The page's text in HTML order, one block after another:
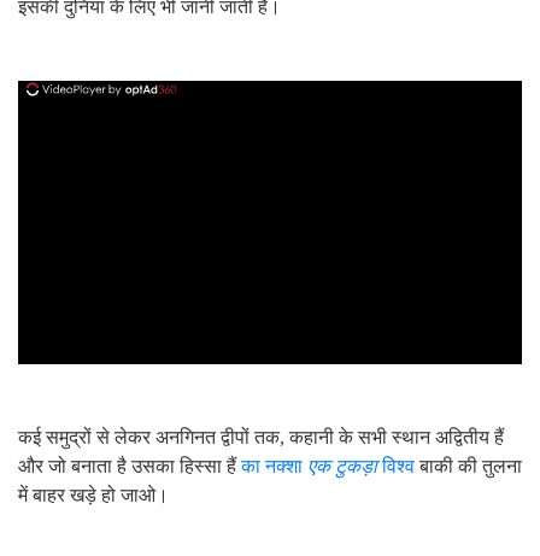
इसकी दुनिया के लिए भी जानी जाती है।
कई समुद्रों से लेकर अनगिनत द्वीपों तक, कहानी के सभी स्थान अद्वितीय हैं
और जो बनाता है उसका हिस्सा हैंका नक्शा एक टुकड़ाविश्वबाकी की तुलना
में बाहर खड़े हो जाओ।